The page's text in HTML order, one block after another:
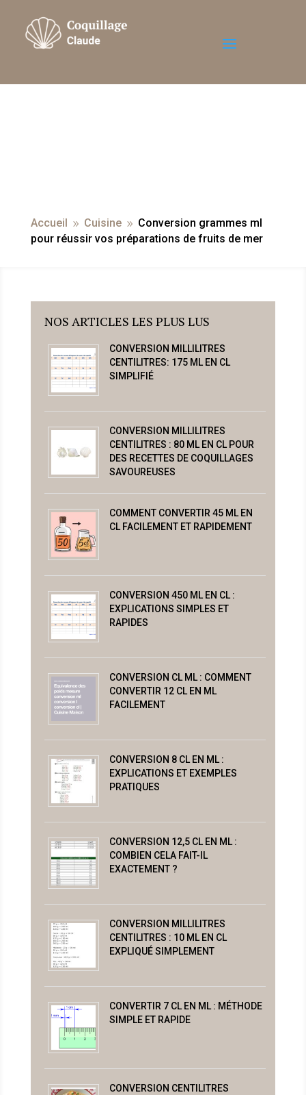
Accueil 9 Cuisine 9 Conversion grammes ml
pour réussir vos préparations de fruits de mer
NOS ARTICLES LES PLUS LUS
CONVERSION MILLILITRES
CENTILITRES: 175 ML EN CL
SIMPLIFIÉ
CONVERSION MILLILITRES
CENTILITRES : 80 ML EN CL POUR
DES RECETTES DE COQUILLAGES
SAVOUREUSES
COMMENT CONVERTIR 45 ML EN
CL FACILEMENT ET RAPIDEMENT
CONVERSION 450 ML EN CL :
EXPLICATIONS SIMPLES ET
RAPIDES
CONVERSION CL ML : COMMENT
CONVERTIR 12 CL EN ML
FACILEMENT
CONVERSION 8 CL EN ML :
EXPLICATIONS ET EXEMPLES
PRATIQUES
CONVERSION 12,5 CL EN ML :
COMBIEN CELA FAIT-IL
EXACTEMENT ?
CONVERSION MILLILITRES
CENTILITRES : 10 ML EN CL
EXPLIQUÉ SIMPLEMENT
CONVERTIR 7 CL EN ML : MÉTHODE
SIMPLE ET RAPIDE
CONVERSION CENTILITRES